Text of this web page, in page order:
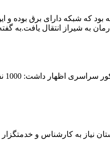
بود که شبکه دارای برق بوده